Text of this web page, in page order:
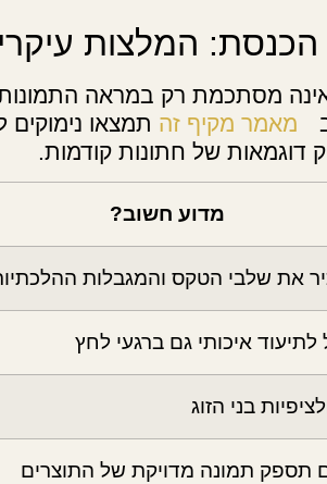
המלצות
מסתכמת רק במראה
מאמר מקיף זה תמצאו
דוגמאות של חתונות קודמות.
מדוע חשוב?
את שלבי הטקס והמגבלות
לתיעוד איכותי גם ברגעי לחץ
בני הזוג
תספק תמונה מדויקת של התוצרים